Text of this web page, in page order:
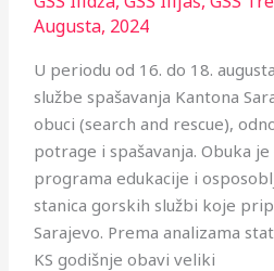
Augusta, 2024
U periodu od 16. do 18.
službe spašavanja Kantona
obuci (search and rescue),
potrage i spašavanja. Obuka
programa edukacije i
stanica gorskih službi koje
Sarajevo. Prema analizama
KS godišnje obavi veliki